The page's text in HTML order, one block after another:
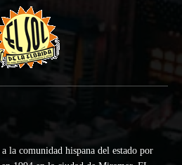
la comunidad hispana del estado por